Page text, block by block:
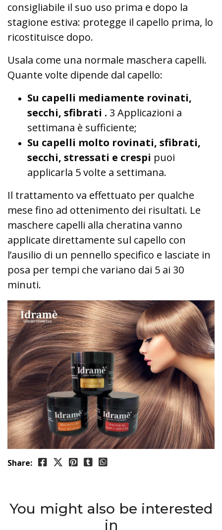
consigliabile il suo uso prima e dopo la
stagione estiva: protegge il capello prima, lo
ricostituisce dopo.
Usala come una normale maschera capelli.
Quante volte dipende dal capello:
Su capelli mediamente rovinati,
secchi, sfibrati . 3 Applicazioni a
settimana è sufficiente;
Su capelli molto rovinati, sfibrati,
secchi, stressati e crespi puoi
applicarla 5 volte a settimana.
Il trattamento va effettuato per qualche
mese fino ad ottenimento dei risultati. Le
maschere capelli alla cheratina vanno
applicate direttamente sul capello con
l’ausilio di un pennello specifico e lasciate in
posa per tempi che variano dai 5 ai 30
minuti.
Share:
You might also be interested
in